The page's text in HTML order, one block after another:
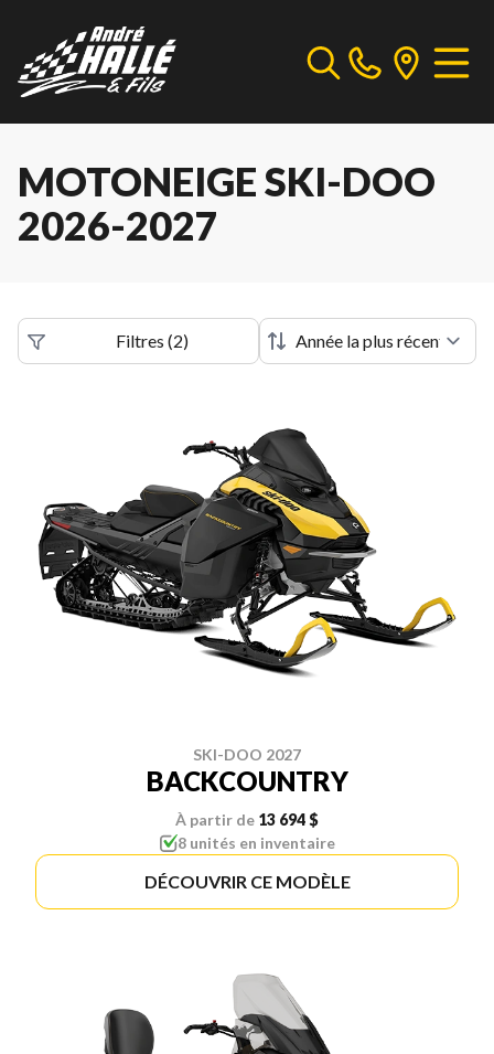
MOTONEIGE SKI-DOO
2026-2027
Filtres (2)
SKI-DOO 2027
BACKCOUNTRY
À partir de 13 694 $
8 unités en inventaire
DÉCOUVRIR CE MODÈLE